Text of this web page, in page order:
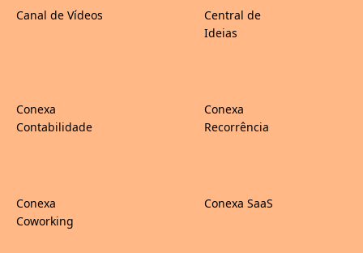
Canal de Vídeos
Central de
Ideias
Conexa
Contabilidade
Conexa
Recorrência
Conexa
Coworking
Conexa SaaS